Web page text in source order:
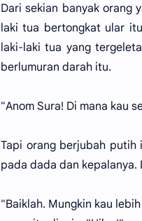
Dari sekian banyak orang
laki tua bertongkat ular
laki-laki tua yang
berlumuran darah itu.
"Anom Sura! Di mana kau
Tapi orang berjubah putih
pada dada dan kepalanya.
"Baiklah. Mungkin kau